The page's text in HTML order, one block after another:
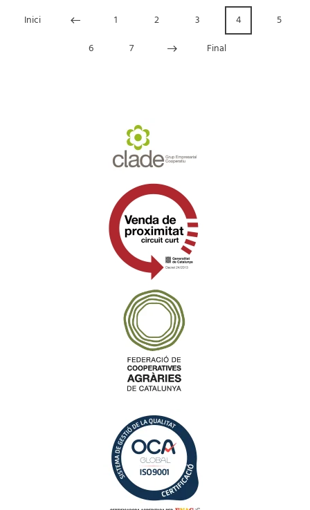
Inici 1 2 3 4
5
6
7 Final